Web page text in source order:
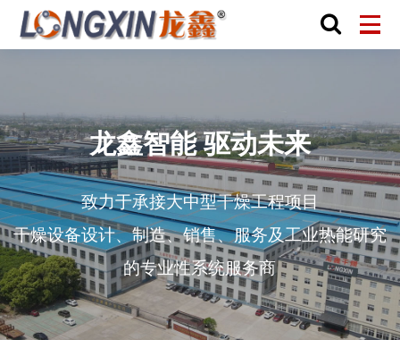
龙鑫智能 驱动未来
致力于承接大中型干燥工程项目
干燥设备设计、制造、销售、服务及工业热能研究
的专业性系统服务商